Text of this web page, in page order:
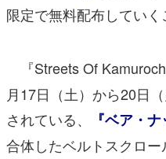
限定で無料配布していく
『Streets Of
月17日（土）から20日
されている、
『ベア・
合体したベルトスクロー